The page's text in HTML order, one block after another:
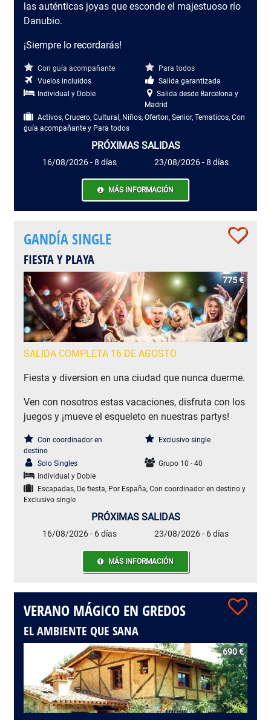
las auténticas joyas que esconde el majestuoso río
Danubio.
¡Siempre lo recordarás!
Con guía acompañante
Para todos
Vuelos incluidos
Salida garantizada
Individual y Doble
Salida desde Barcelona y
Madrid
Activos, Crucero, Cultural, Niños, Oferton, Senior, Tematicos, Con
guía acompañante y Para todos
PRÓXIMAS SALIDAS
16/08/2026 - 8 días 23/08/2026 - 8 días
MÁS INFORMACIÓN
GANDÍA SINGLE
FIESTA Y PLAYA
775 €
SALIDA COMPLETA 16 DE AGOSTO
Fiesta y diversion en una ciudad que nunca duerme.
Ven con nosotros estas vacaciones, disfruta con los
juegos y ¡mueve el esqueleto en nuestras partys!
Con coordinador en
destino
Exclusivo single
Solo Singles
Grupo 10 - 40
Individual y Doble
Escapadas, De fiesta, Por España, Con coordinador en destino y
Exclusivo single
PRÓXIMAS SALIDAS
16/08/2026 - 6 días 23/08/2026 - 6 días
MÁS INFORMACIÓN
VERANO MÁGICO EN GREDOS
EL AMBIENTE QUE SANA
690 €